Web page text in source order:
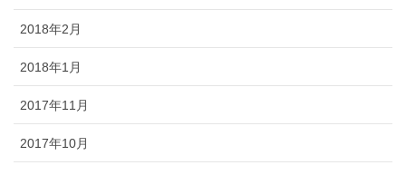
2018年2月
2018年1月
2017年11月
2017年10月